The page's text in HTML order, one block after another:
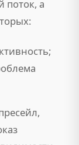
поток, а